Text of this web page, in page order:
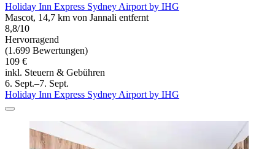
Holiday Inn Express Sydney Airport by IHG
Mascot, 14,7 km von Jannali entfernt
8,8/10
Hervorragend
(1.699 Bewertungen)
109 €
inkl. Steuern & Gebühren
6. Sept.–7. Sept.
Holiday Inn Express Sydney Airport by IHG